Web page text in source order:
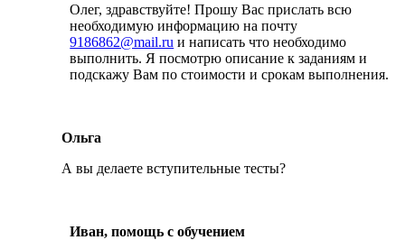
Олег, здравствуйте! Прошу Вас прислать всю
необходимую информацию на почту
9186862@mail.ru и написать что необходимо
выполнить. Я посмотрю описание к заданиям и
подскажу Вам по стоимости и срокам выполнения.
Ольга
А вы делаете вступительные тесты?
Иван, помощь с обучением